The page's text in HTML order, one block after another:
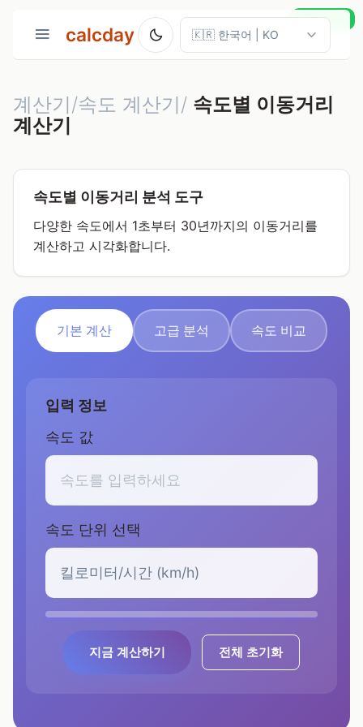
calcday
계산기/속도 계산기/ 속도별 이동거리
계산기
속도별 이동거리 분석 도구
다양한 속도에서 1초부터 30년까지의 이동거리를
계산하고 시각화합니다.
실시간 계산
기본 계산 고급 분석 속도 비교
입력 정보
속도 값
속도 단위 선택
지금 계산하기 전체 초기화